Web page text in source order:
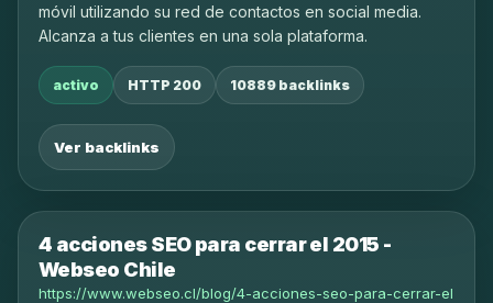
móvil utilizando su red de contactos en social media.
Alcanza a tus clientes en una sola plataforma.
activo HTTP 200 10889 backlinks
Ver backlinks
4 acciones SEO para cerrar el 2015 -
Webseo Chile
https://www.webseo.cl/blog/4-acciones-seo-para-cerrar-el